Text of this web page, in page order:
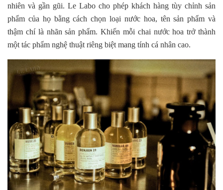
nhiên và gần gũi. Le Labo cho phép khách hàng tùy chỉnh sản
phẩm của họ bằng cách chọn loại nước hoa, tên sản phẩm và
thậm chí là nhãn sản phẩm. Khiến mỗi chai nước hoa trở thành
một tác phẩm nghệ thuật riêng biệt mang tính cá nhân cao.